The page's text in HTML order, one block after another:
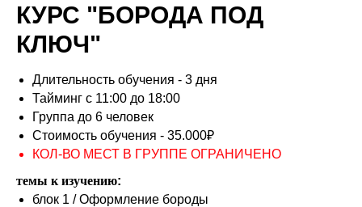
КУРС "БОРОДА ПОД
КЛЮЧ"
Длительность обучения - 3 дня
Тайминг с 11:00 до 18:00
Группа до 6 человек
Стоимость обучения - 35.000₽
КОЛ-ВО МЕСТ В ГРУППЕ ОГРАНИЧЕНО
темы к изучению:
блок 1 / Оформление бороды